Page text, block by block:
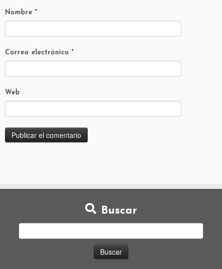
Nombre *
Correo electrónico *
Web
Buscar